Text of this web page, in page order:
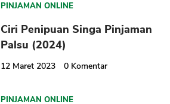
PINJAMAN ONLINE
Ciri Penipuan Singa Pinjaman
Palsu (2024)
12 Maret 2023 0 Komentar
PINJAMAN ONLINE